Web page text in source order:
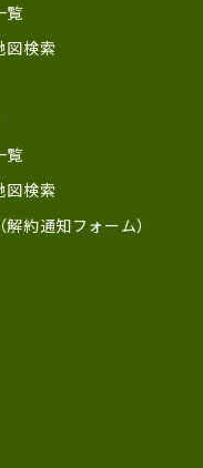
覧
図検索
覧
図検索
約通知フォーム）